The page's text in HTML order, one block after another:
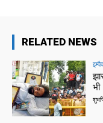
RELATED NEWS
भी